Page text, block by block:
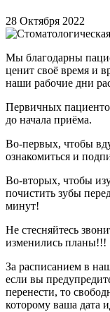
28 Октября 2022
Мы благодарны
ценит своё время и
наши рабочие дни
Первичных
до начала приёма.
︎Во-первых, чтобы
ознакомиться и
︎Во-вторых, чтобы
почистить зубы
минут!
Не стесняйтесь
изменились планы!!!
За расписанием в
если вы
перенести, то
которому ваша дата